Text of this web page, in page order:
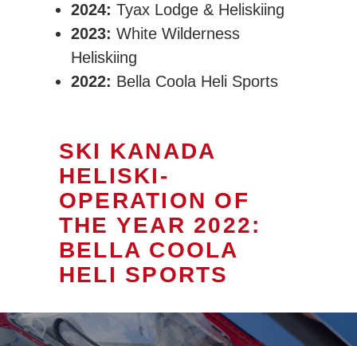
2024: Tyax Lodge & Heliskiing
2023: White Wilderness
Heliskiing
2022: Bella Coola Heli Sports
SKI KANADA
HELISKI-
OPERATION OF
THE YEAR 2022:
BELLA COOLA
HELI SPORTS